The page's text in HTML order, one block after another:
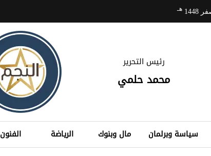
هـ
رئيس التحرير
محمد حلمي
سياسة وبرلمان مال وبنوك الرياضة الفنون